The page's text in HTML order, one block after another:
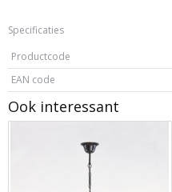
Specificaties
Productcode
EAN code
Ook interessant